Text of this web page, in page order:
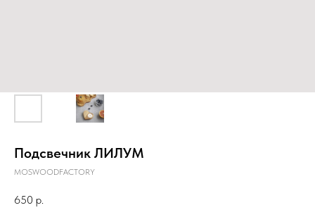
Подсвечник ЛИЛУМ
MOSWOODFACTORY
650 р.